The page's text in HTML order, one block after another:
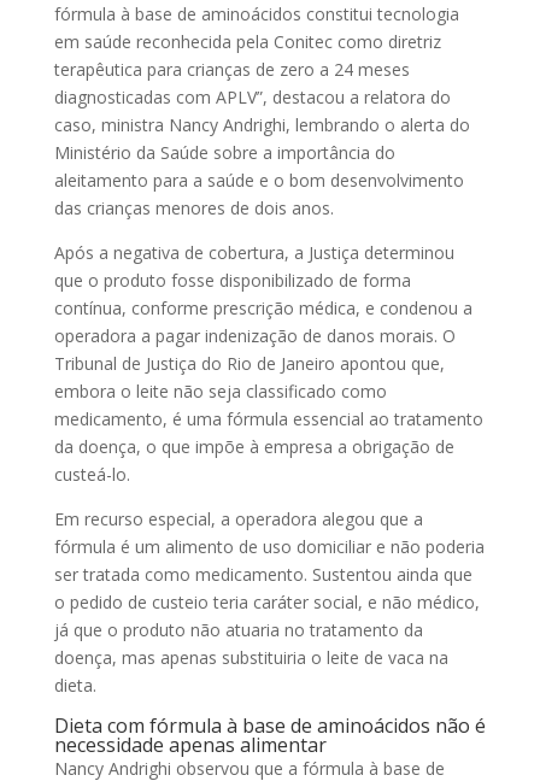
fórmula à base de aminoácidos constitui tecnologia
em saúde reconhecida pela Conitec como diretriz
terapêutica para crianças de zero a 24 meses
diagnosticadas com APLV”, destacou a relatora do
caso, ministra Nancy Andrighi, lembrando o alerta do
Ministério da Saúde sobre a importância do
aleitamento para a saúde e o bom desenvolvimento
das crianças menores de dois anos.
Após a negativa de cobertura, a Justiça determinou
que o produto fosse disponibilizado de forma
contínua, conforme prescrição médica, e condenou a
operadora a pagar indenização de danos morais. O
Tribunal de Justiça do Rio de Janeiro apontou que,
embora o leite não seja classificado como
medicamento, é uma fórmula essencial ao tratamento
da doença, o que impõe à empresa a obrigação de
custeá-lo.
Em recurso especial, a operadora alegou que a
fórmula é um alimento de uso domiciliar e não poderia
ser tratada como medicamento. Sustentou ainda que
o pedido de custeio teria caráter social, e não médico,
já que o produto não atuaria no tratamento da
doença, mas apenas substituiria o leite de vaca na
dieta.
Dieta com fórmula à base de aminoácidos não é
necessidade apenas alimentar
Nancy Andrighi observou que a fórmula à base de